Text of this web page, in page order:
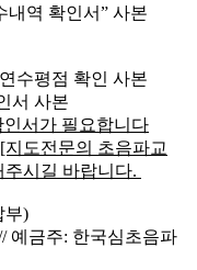
내역 확인서” 사본
수평점 확인 사본
서 사본
서가 필요합니다
도전문의 초음파교
시길 바랍니다.
부)
예금주: 한국심초음파